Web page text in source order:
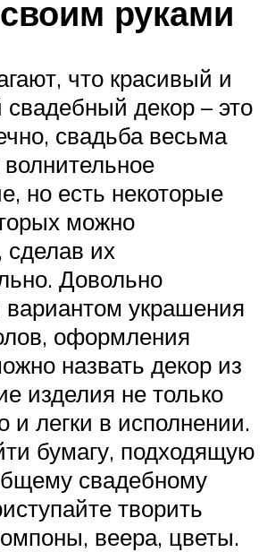
руками
что красивый и
декор – это
свадьба весьма
волнительное
но есть некоторые
можно
сделав их
Довольно
украшения
оформления
назвать декор из
изделия не только
легки в исполнении.
бумагу, подходящую
свадебному
творить
веера, цветы.